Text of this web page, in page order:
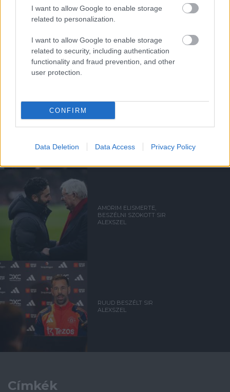
I want to allow Google to enable storage
related to personalization.
I want to allow Google to enable storage
related to security, including authentication
functionality and fraud prevention, and other
user protection.
CONFIRM
Data Deletion Data Access Privacy Policy
FLETCHER "SZÜRREÁLIS"
POZITIVITÁS
VISSZAHOZÁSÁRÓL
AMORIM ELISMERTE,
BESZÉLNI SZOKOTT SIR
ALEXSZEL
RUUD BESZÉLT SIR
ALEXSZEL
Címkék